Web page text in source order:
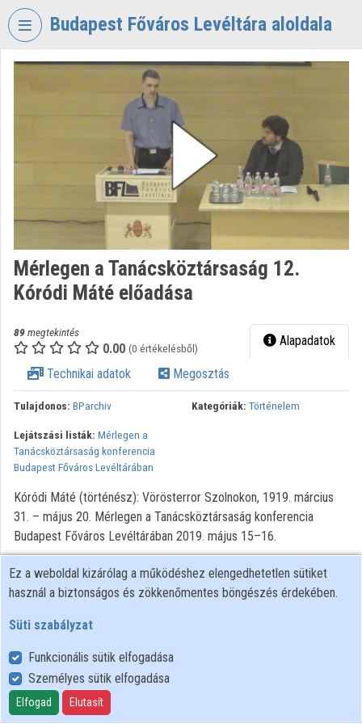
Fejléc kihagyása
Budapest Főváros Levéltára aloldala
VIDEO TORIUM
BUDAPEST
FŐVÁROS
LEVÉLTÁRA
Intézményi kezdőlap
Bejelentkezés
Kategóriák
Intézményi listák
Közreműködők
Mérlegen a Tanácsköztársaság 12.
Kóródi Máté előadása
89megtekintés
0.00 (0 értékelésből) Alapadatok
Technikai adatok Megosztás
Tulajdonos: BParchiv Kategóriák: Történelem
Lejátszási listák: Mérlegen a
Tanácsköztársaság konferencia
Budapest Főváros Levéltárában
Kóródi Máté (történész): Vörösterror Szolnokon, 1919. március
31. – május 20. Mérlegen a Tanácsköztársaság konferencia
Budapest Főváros Levéltárában 2019. május 15–16.
Felhasználói szabályzat
Adatkezelési tájékoztató
Süti szabályzat
Ez a weboldal kizárólag a működéshez elengedhetetlen sütiket
használ a biztonságos és zökkenőmentes böngészés érdekében.
Süti szabályzat
Funkcionális sütik elfogadása
Személyes sütik elfogadása
Elfogad Elutasít